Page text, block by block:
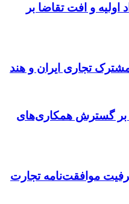
و افت تقاضا بر
تجاری ایران و هند
بر گسترش همکاری‌های
موافقت‌نامه تجارت